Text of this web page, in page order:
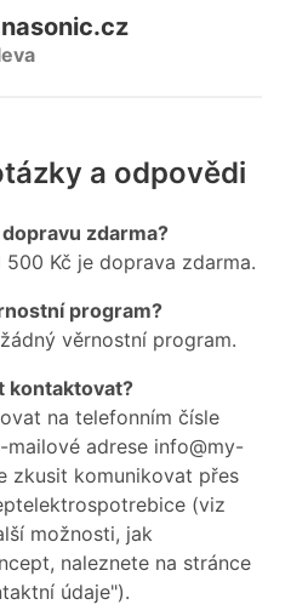
a odpovědi
zdarma?
Kč je doprava zdarma.
program?
věrnostní program.
kontaktovat?
na telefonním čísle
adrese info@my-
zkusit komunikovat přes
(viz
možnosti, jak
naleznete na stránce
údaje").